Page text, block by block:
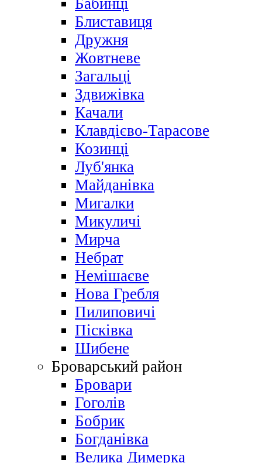
Бабинці
Блиставиця
Дружня
Жовтневе
Загальці
Здвижівка
Качали
Клавдієво-Тарасове
Козинці
Луб'янка
Майданівка
Мигалки
Микуличі
Мирча
Небрат
Немішаєве
Нова Гребля
Пилиповичі
Пісківка
Шибене
Броварський район
Бровари
Гоголів
Бобрик
Богданівка
Велика Димерка